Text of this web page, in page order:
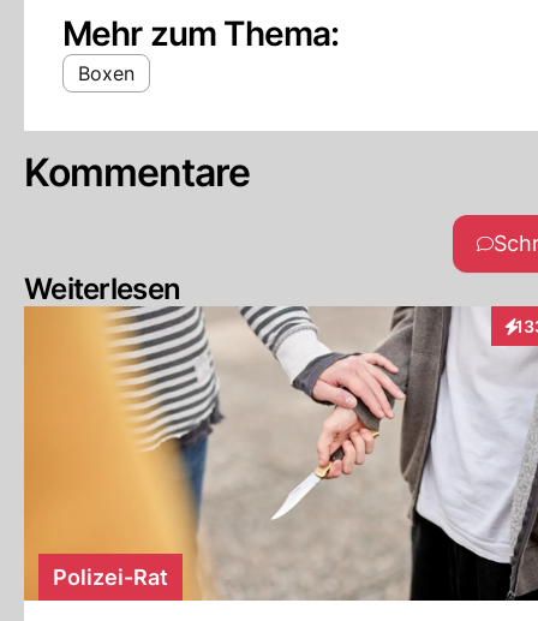
Mehr zum Thema:
Boxen
Kommentare
Weiterlesen
Polizei-Rat